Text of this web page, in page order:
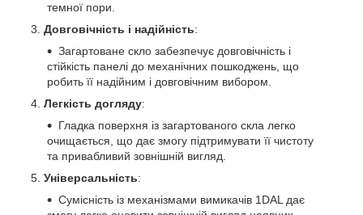
темної пори.
Довговічність і надійність:
Загартоване скло забезпечує довговічність і
стійкість панелі до механічних пошкоджень, що
робить її надійним і довговічним вибором.
Легкість догляду:
Гладка поверхня із загартованого скла легко
очищається, що дає змогу підтримувати її чистоту
та привабливий зовнішній вигляд.
Універсальність:
Сумісність із механізмами вимикачів 1DAL дає